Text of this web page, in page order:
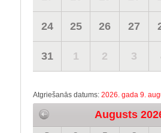
24 25 26 27
31 1 2 3
Atgriešanās datums: 2026. gada 9.
Augusts